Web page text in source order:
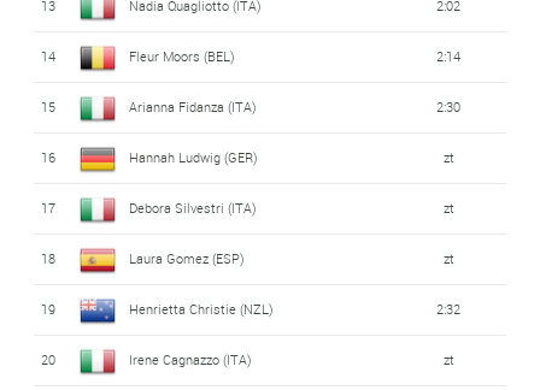
13 Nadia Quagliotto (ITA) 2:02
14 Fleur Moors (BEL) 2:14
15 Arianna Fidanza (ITA) 2:30
16 Hannah Ludwig (GER) zt
17 Debora Silvestri (ITA) zt
18 Laura Gomez (ESP) zt
19 Henrietta Christie (NZL) 2:32
20 Irene Cagnazzo (ITA) zt